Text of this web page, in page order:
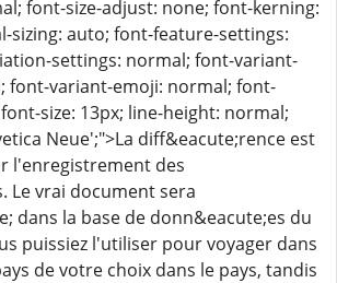
font-size-adjust: none; font-kerning:
sizing: auto; font-feature-settings:
settings: normal; font-variant-
font-variant-emoji: normal; font-
size: 13px; line-height: normal;
Neue';">La diff&eacute;rence est
l'enregistrement des
Le vrai document sera
dans la base de donn&eacute;es du
puissiez l'utiliser pour voyager dans
de votre choix dans le pays, tandis